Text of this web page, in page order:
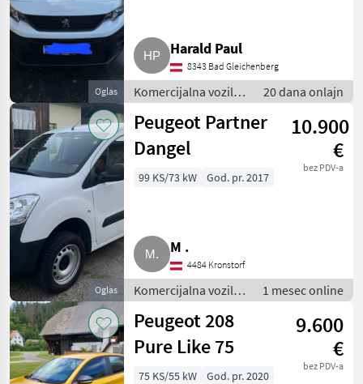
Oglas
Harald Paul
8343 Bad Gleichenberg
Komercijalna vozila /
Teretna vozila
(kamioni)
20 dana onlajn
Oglas
Peugeot Partner
Dangel
10.900
€
bez PDV-a
99 KS/73 kW God. pr. 2017
M .
4484 Kronstorf
Komercijalna vozila /
Teretna vozila
(kamioni)
1 mesec online
Peugeot 208
Pure Like 75
9.600
€
bez PDV-a
75 KS/55 kW God. pr. 2020